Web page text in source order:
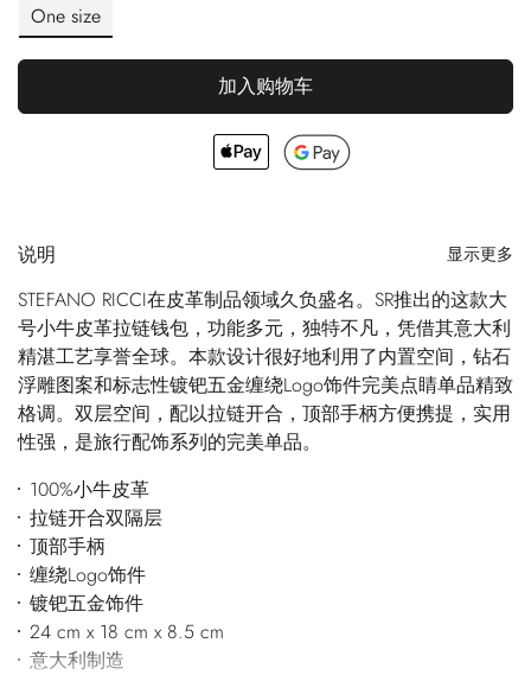
One size
加入购物车
说明 显示更多
STEFANO RICCI在皮革制品领域久负盛名。SR推出的这款大
号小牛皮革拉链钱包，功能多元，独特不凡，凭借其意大利
精湛工艺享誉全球。本款设计很好地利用了内置空间，钻石
浮雕图案和标志性镀钯五金缠绕Logo饰件完美点睛单品精致
格调。双层空间，配以拉链开合，顶部手柄方便携提，实用
性强，是旅行配饰系列的完美单品。
100%小牛皮革
拉链开合双隔层
顶部手柄
缠绕Logo饰件
镀钯五金饰件
24 cm x 18 cm x 8.5 cm
意大利制造